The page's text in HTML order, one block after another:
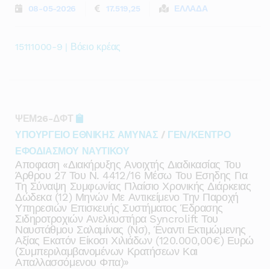
08-05-2026 17.519,25 ΕΛΛΑΔΑ
15111000-9 | Βόειο κρέας
ΨΕΜ26-ΔΦΤ
ΥΠΟΥΡΓΕΙΟ ΕΘΝΙΚΗΣ ΑΜΥΝΑΣ / ΓΕΝ/ΚΕΝΤΡΟ
ΕΦΟΔΙΑΣΜΟΥ ΝΑΥΤΙΚΟΥ
Αποφαση «διακήρυξης Ανοιχτής Διαδικασίας Του
Άρθρου 27 Του Ν. 4412/16 Μέσω Του Εσηδης Για
Τη Σύναψη Συμφωνίας Πλαίσιο Χρονικής Διάρκειας
Δώδεκα (12) Μηνών Με Αντικείμενο Την Παροχή
Υπηρεσιών Επισκευής Συστήματος Έδρασης
Σιδηροτροχιών Ανελκυστήρα Syncrolift Του
Ναυστάθμου Σαλαμίνας (νσ), Έναντι Εκτιμώμενης
Αξίας Εκατόν Είκοσι Χιλιάδων (120.000,00€) Ευρώ
(συμπεριλαμβανομένων Κρατήσεων Και
Απαλλασσόμενου Φπα)»